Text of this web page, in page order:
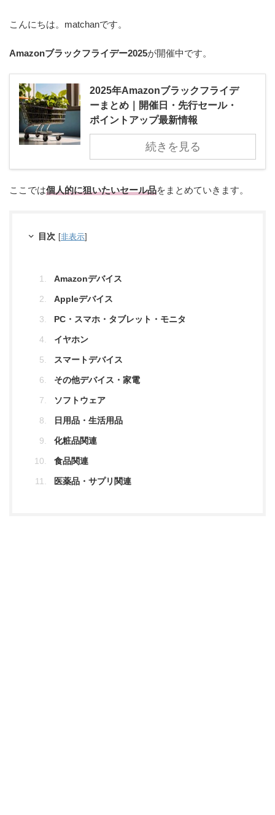
こんにちは。matchanです。
Amazonブラックフライデー2025が開催中です。
2025年Amazonブラックフライデ
ーまとめ｜開催日・先行セール・
ポイントアップ最新情報
続きを見る
ここでは個人的に狙いたいセール品をまとめていきます。
目次 [非表示]
Amazonデバイス
Appleデバイス
PC・スマホ・タブレット・モニタ
イヤホン
スマートデバイス
その他デバイス・家電
ソフトウェア
日用品・生活用品
化粧品関連
食品関連
医薬品・サプリ関連